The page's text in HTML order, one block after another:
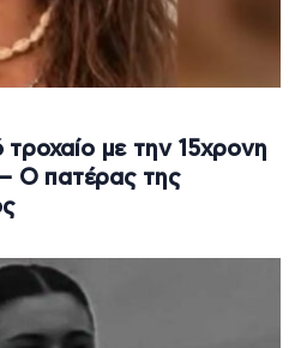
τροχαίο με την 15χρονη
Ο πατέρας της